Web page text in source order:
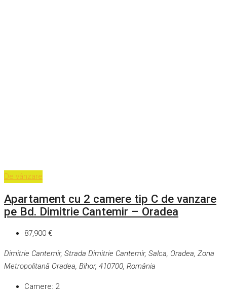
De vânzare
Apartament cu 2 camere tip C de vanzare
pe Bd. Dimitrie Cantemir – Oradea
87,900 €
Dimitrie Cantemir, Strada Dimitrie Cantemir, Salca, Oradea, Zona
Metropolitană Oradea, Bihor, 410700, România
Camere: 2